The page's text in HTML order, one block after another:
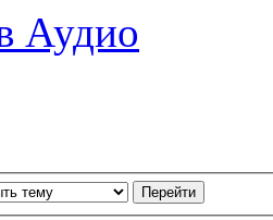
Аудио